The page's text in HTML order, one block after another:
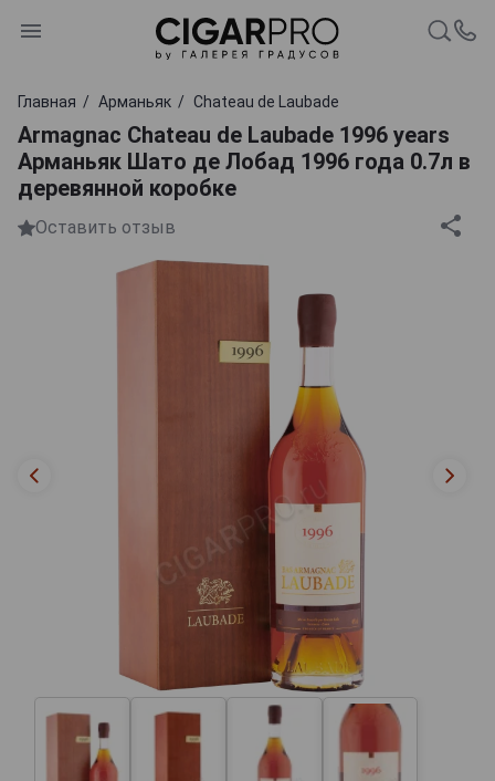
Главная Арманьяк Chateau de Laubade
Armagnac Chateau de Laubade 1996 years
Арманьяк Шато де Лобад 1996 года 0.7л в
деревянной коробке
Оставить отзыв